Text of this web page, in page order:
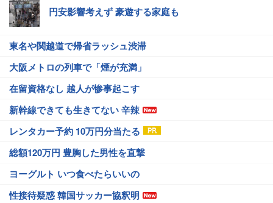
円安影響考えず 豪遊する家庭も
東名や関越道で帰省ラッシュ渋滞
大阪メトロの列車で「煙が充満」
在留資格なし 越人が惨事起こす
新幹線できても生きてない 辛辣
レンタカー予約 10万円分当たる
総額120万円 豊胸した男性を直撃
ヨーグルト いつ食べたらいいの
性接待疑惑 韓国サッカー協釈明